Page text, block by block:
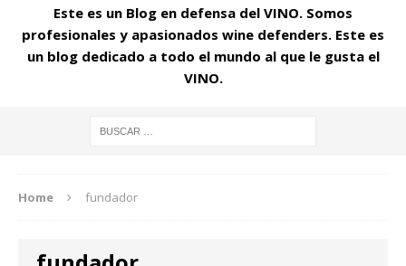
Este es un Blog en defensa del VINO. Somos
profesionales y apasionados wine defenders. Este es
un blog dedicado a todo el mundo al que le gusta el
VINO.
Home fundador